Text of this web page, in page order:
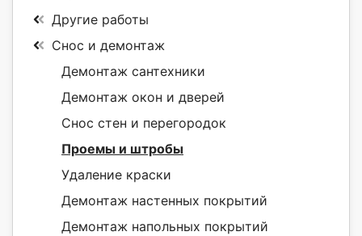
Другие работы
Снос и демонтаж
Демонтаж сантехники
Демонтаж окон и дверей
Снос стен и перегородок
Проемы и штробы
Удаление краски
Демонтаж настенных покрытий
Демонтаж напольных покрытий